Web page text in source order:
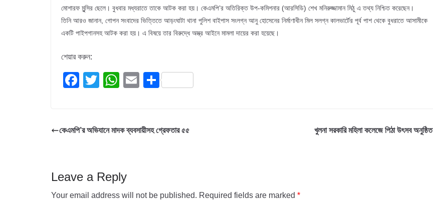
মোশারফ মুন্সির ছেলে। বুধবার মধ্যরাতে তাকে আটক করা হয়। কেএমপি’র অতিরিক্ত উপ-কমিশনার (আরসিডি) শেখ মনিরুজ্জামান মিঠু এ তথ্য নিশ্চিত করেছেন।
তিনি আরও জানান, গোপন সংবাদের ভিত্তিতে আড়ংঘাটা থানা পুলিশ বাইপাস সংলগ্ন আনু হোসেনের নির্মাণাধীন মিল সলগ্ন কালভার্টের পূর্ব পাশ থেকে বুধরাতে আসামীকে
একটি পাইপগানসহ আটক করা হয়। এ বিষয়ে তার বিরুদ্ধে অস্ত্র আইনে মামলা দায়ের করা হয়েছে।
শেয়ার করুন:
F
e
o
k
T
er
W
s
p
E S
e
কেএমপি’র অভিযানে মাদক ব্যবসায়ীসহ গ্রেফতার ৫৫ খুলনা সরকারি মহিলা কলেজে পিঠা উৎসব অনুষ্ঠিত
Leave a Reply
Your email address will not be published. Required fields are marked *